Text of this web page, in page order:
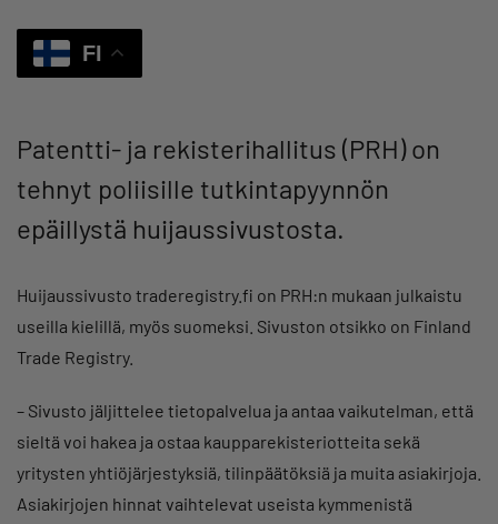
FI
Patentti- ja rekisterihallitus (PRH) on
tehnyt poliisille tutkintapyynnön
epäillystä huijaussivustosta.
Huijaussivusto traderegistry.fi on PRH:n mukaan julkaistu
useilla kielillä, myös suomeksi. Sivuston otsikko on Finland
Trade Registry.
– Sivusto jäljittelee tietopalvelua ja antaa vaikutelman, että
sieltä voi hakea ja ostaa kaupparekisteriotteita sekä
yritysten yhtiöjärjestyksiä, tilinpäätöksiä ja muita asiakirjoja.
Asiakirjojen hinnat vaihtelevat useista kymmenistä